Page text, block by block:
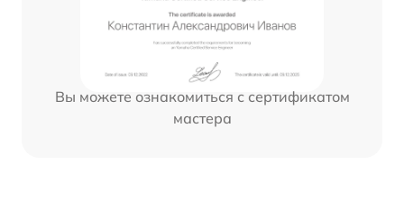
Вы можете ознакомиться с сертификатом
мастера